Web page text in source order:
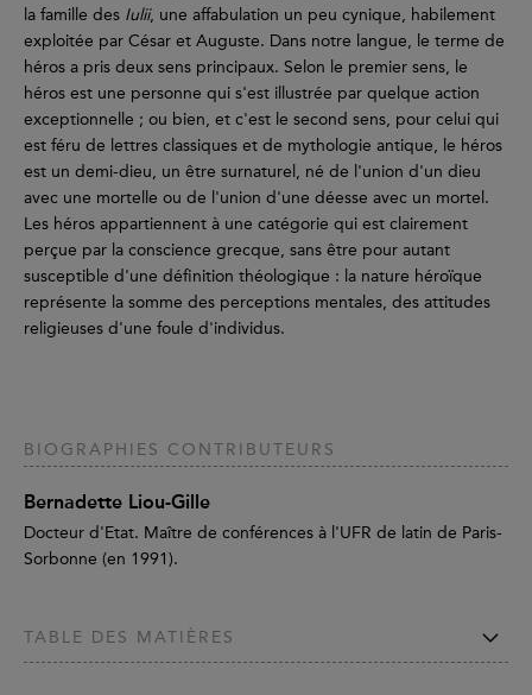
la famille des Iulii, une affabulation un peu cynique, habilement
exploitée par César et Auguste. Dans notre langue, le terme de
héros a pris deux sens principaux. Selon le premier sens, le
héros est une personne qui s'est illustrée par quelque action
exceptionnelle ; ou bien, et c'est le second sens, pour celui qui
est féru de lettres classiques et de mythologie antique, le héros
est un demi-dieu, un être surnaturel, né de l'union d'un dieu
avec une mortelle ou de l'union d'une déesse avec un mortel.
Les héros appartiennent à une catégorie qui est clairement
perçue par la conscience grecque, sans être pour autant
susceptible d'une définition théologique : la nature héroïque
représente la somme des perceptions mentales, des attitudes
religieuses d'une foule d'individus.
BIOGRAPHIES CONTRIBUTEURS
Bernadette Liou-Gille
Docteur d'Etat. Maître de conférences à l'UFR de latin de Paris-
Sorbonne (en 1991).
TABLE DES MATIÈRES